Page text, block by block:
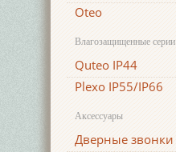
Oteo
Влагозащищенные серии
Quteo IP44
Plexo IP55/IP66
Аксессуары
Дверные звонки